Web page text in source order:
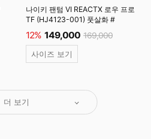
나이키 팬텀 VI REACTX 로우 프로
TF (HJ4123-001) 풋살화 #
12% 149,000 169,000
사이즈 보기
더 보기